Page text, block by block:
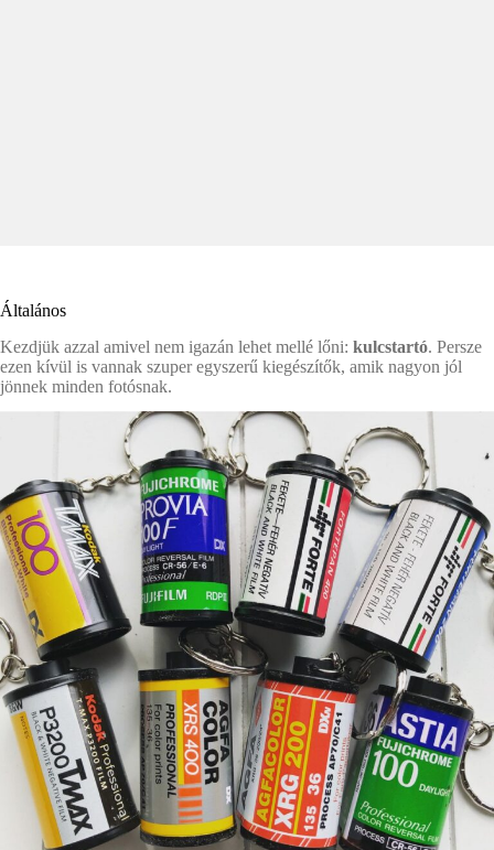
Általános
Kezdjük azzal amivel nem igazán lehet mellé lőni: kulcstartó. Persze
ezen kívül is vannak szuper egyszerű kiegészítők, amik nagyon jól
jönnek minden fotósnak.